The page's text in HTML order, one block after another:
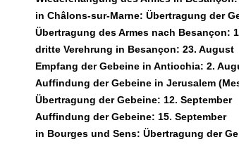
in Châlons-sur-Marne: Übertragung der
Übertragung des Armes nach Besançon:
dritte Verehrung in Besançon: 23. August
Empfang der Gebeine in Antiochia: 2.
Auffindung der Gebeine in Jerusalem
Übertragung der Gebeine: 12. September
Auffindung der Gebeine: 15. September
in Bourges und Sens: Übertragung der